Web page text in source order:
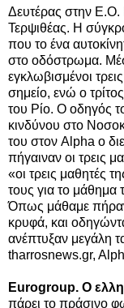
Δευτέρας στην Ε.Ο.
Τερψιθέας. Η
που το ένα
στο οδόστρωμα.
εγκλωβισμένοι
σημείο, ενώ ο
του Ρίο. O οδηγός
κινδύνου στο
του στον Alpha ο
πήγαιναν οι τρεις
«oι τρεις μαθητές
τους για το
Όπως μάθαμε πήραν
κρυφά, και
ανέπτυξαν μεγάλη
tharrosnews.gr,
Eurogroup. Ο
πάρει το πράσινο